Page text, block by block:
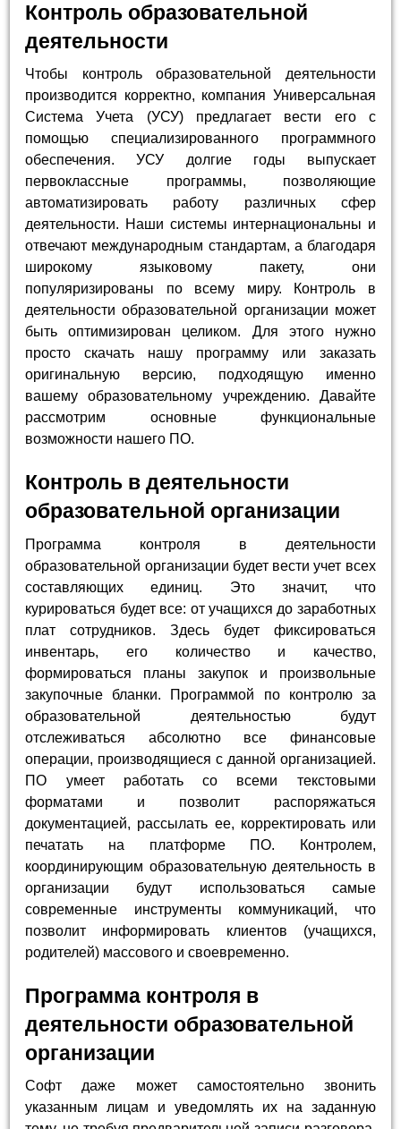
Контроль образовательной
деятельности
Чтобы контроль образовательной деятельности
производится корректно, компания Универсальная
Система Учета (УСУ) предлагает вести его с
помощью специализированного программного
обеспечения. УСУ долгие годы выпускает
первоклассные программы, позволяющие
автоматизировать работу различных сфер
деятельности. Наши системы интернациональны и
отвечают международным стандартам, а благодаря
широкому языковому пакету, они
популяризированы по всему миру. Контроль в
деятельности образовательной организации может
быть оптимизирован целиком. Для этого нужно
просто скачать нашу программу или заказать
оригинальную версию, подходящую именно
вашему образовательному учреждению. Давайте
рассмотрим основные функциональные
возможности нашего ПО.
Контроль в деятельности
образовательной организации
Программа контроля в деятельности
образовательной организации будет вести учет всех
составляющих единиц. Это значит, что
курироваться будет все: от учащихся до заработных
плат сотрудников. Здесь будет фиксироваться
инвентарь, его количество и качество,
формироваться планы закупок и произвольные
закупочные бланки. Программой по контролю за
образовательной деятельностью будут
отслеживаться абсолютно все финансовые
операции, производящиеся с данной организацией.
ПО умеет работать со всеми текстовыми
форматами и позволит распоряжаться
документацией, рассылать ее, корректировать или
печатать на платформе ПО. Контролем,
координирующим образовательную деятельность в
организации будут использоваться самые
современные инструменты коммуникаций, что
позволит информировать клиентов (учащихся,
родителей) массового и своевременно.
Программа контроля в
деятельности образовательной
организации
Софт даже может самостоятельно звонить
указанным лицам и уведомлять их на заданную